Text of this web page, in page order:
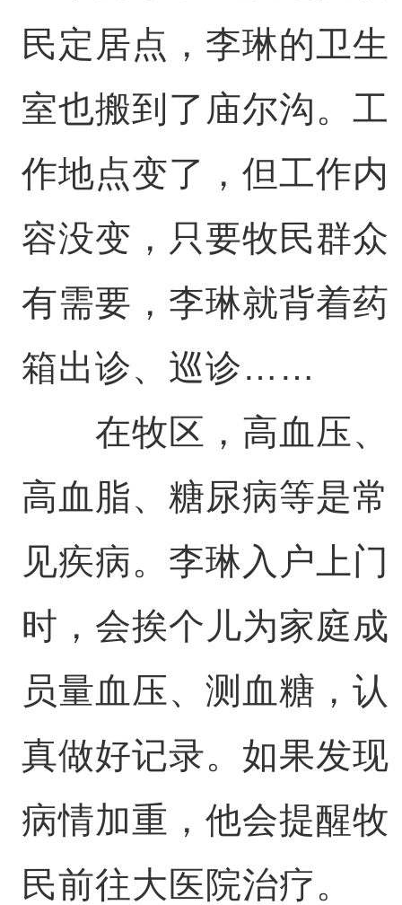
民定居点，李琳的卫生
室也搬到了庙尔沟。工
作地点变了，但工作内
容没变，只要牧民群众
有需要，李琳就背着药
箱出诊、巡诊……
在牧区，高血压、
高血脂、糖尿病等是常
见疾病。李琳入户上门
时，会挨个儿为家庭成
员量血压、测血糖，认
真做好记录。如果发现
病情加重，他会提醒牧
民前往大医院治疗。